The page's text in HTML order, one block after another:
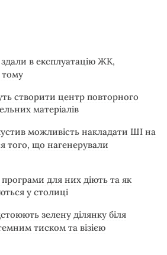
в експлуатацію ЖК,
тому
створити центр повторного
матеріалів
можливість накладати ШІ на
того, що нагенерували
для них діють та як
у столиці
зелену ділянку біля
тиском та візією